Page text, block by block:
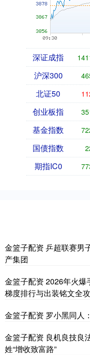
深证成指
沪深300
北证50
创业板指
基金指数
国债指数
期指IC0
金篮子配资 乒超联赛男
产集团
金篮子配资 2026年火
梯度排行与出装铭文全
金篮子配资 罗小黑同人
金篮子配资 良机良技良
姓“增收致富路”